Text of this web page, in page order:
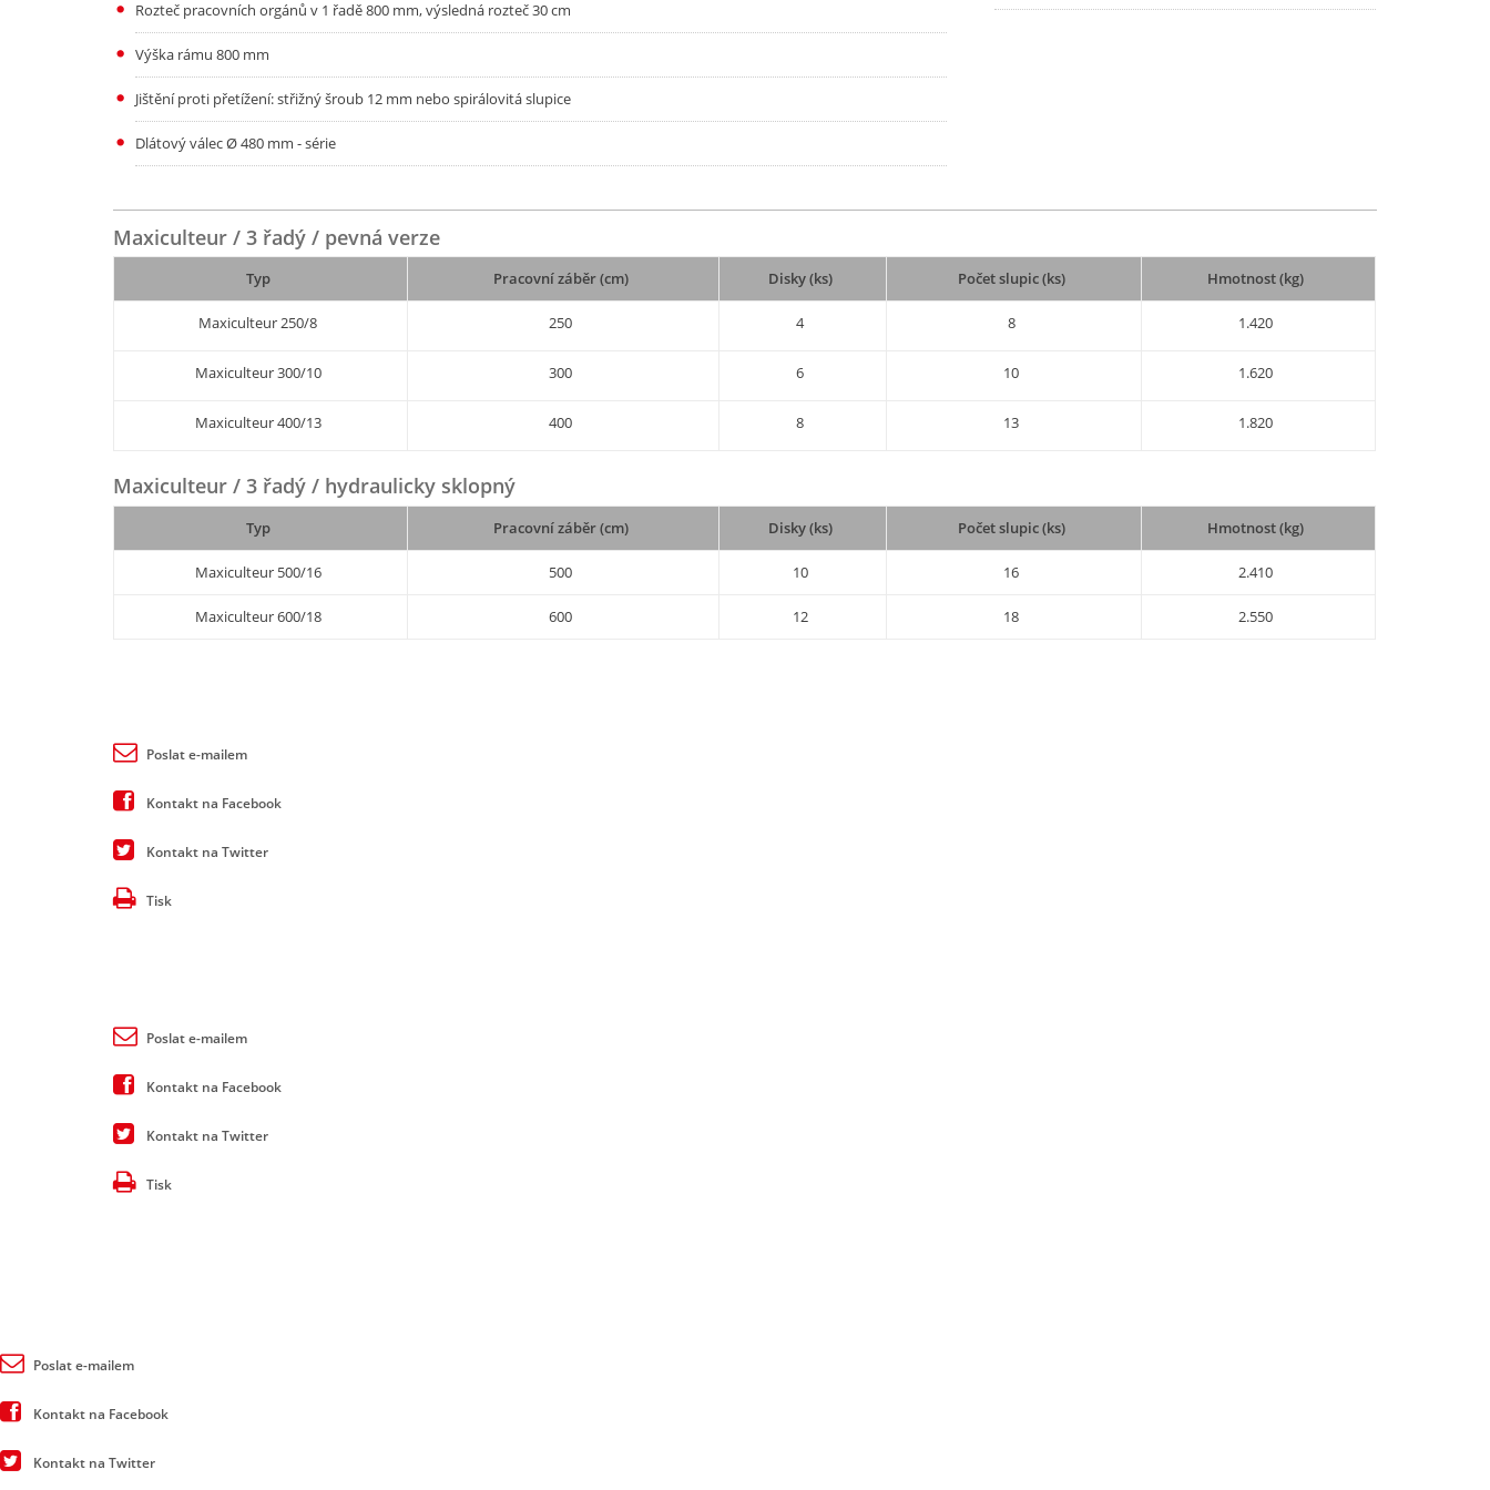
Rozteč pracovních orgánů v 1 řadě 800 mm, výsledná rozteč 30 cm
Výška rámu 800 mm
Jištění proti přetížení: střižný šroub 12 mm nebo spirálovitá slupice
Dlátový válec Ø 480 mm - série
Maxiculteur / 3 řadý / pevná verze
Typ Pracovní záběr (cm) Disky (ks) Počet slupic (ks) Hmotnost (kg)
Maxiculteur 250/8 250 4 8 1.420
Maxiculteur 300/10 300 6 10 1.620
Maxiculteur 400/13 400 8 13 1.820
Maxiculteur / 3 řadý / hydraulicky sklopný
Typ Pracovní záběr (cm) Disky (ks) Počet slupic (ks) Hmotnost (kg)
Maxiculteur 500/16 500 10 16 2.410
Maxiculteur 600/18 600 12 18 2.550
Poslat e-mailem
Kontakt na Facebook
Kontakt na Twitter
Tisk
Poslat e-mailem
Kontakt na Facebook
Kontakt na Twitter
Tisk
Poslat e-mailem
Kontakt na Facebook
Kontakt na Twitter